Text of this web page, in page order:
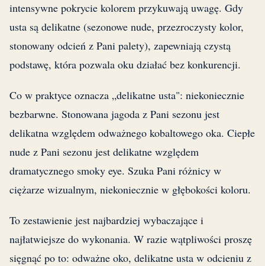
intensywne pokrycie kolorem przykuwają uwagę. Gdy
usta są delikatne (sezonowe nude, przezroczysty kolor,
stonowany odcień z Pani palety), zapewniają czystą
podstawę, która pozwala oku działać bez konkurencji.
Co w praktyce oznacza „delikatne usta": niekoniecznie
bezbarwne. Stonowana jagoda z Pani sezonu jest
delikatna względem odważnego kobaltowego oka. Ciepłe
nude z Pani sezonu jest delikatne względem
dramatycznego smoky eye. Szuka Pani różnicy w
ciężarze wizualnym, niekoniecznie w głębokości koloru.
To zestawienie jest najbardziej wybaczające i
najłatwiejsze do wykonania. W razie wątpliwości proszę
sięgnąć po to: odważne oko, delikatne usta w odcieniu z